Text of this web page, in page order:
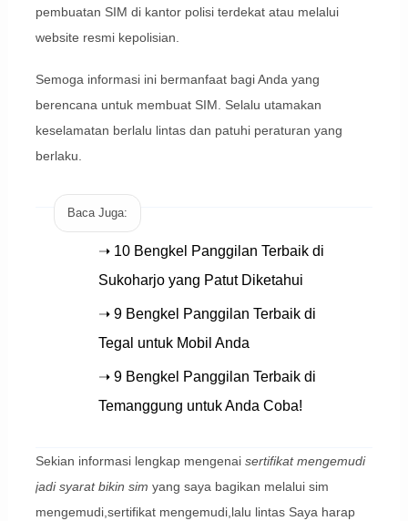
pembuatan SIM di kantor polisi terdekat atau melalui
website resmi kepolisian.
Semoga informasi ini bermanfaat bagi Anda yang
berencana untuk membuat SIM. Selalu utamakan
keselamatan berlalu lintas dan patuhi peraturan yang
berlaku.
Baca Juga:
➝ 10 Bengkel Panggilan Terbaik di
Sukoharjo yang Patut Diketahui
➝ 9 Bengkel Panggilan Terbaik di
Tegal untuk Mobil Anda
➝ 9 Bengkel Panggilan Terbaik di
Temanggung untuk Anda Coba!
Sekian informasi lengkap mengenai sertifikat mengemudi
jadi syarat bikin sim yang saya bagikan melalui sim
mengemudi,sertifikat mengemudi,lalu lintas Saya harap